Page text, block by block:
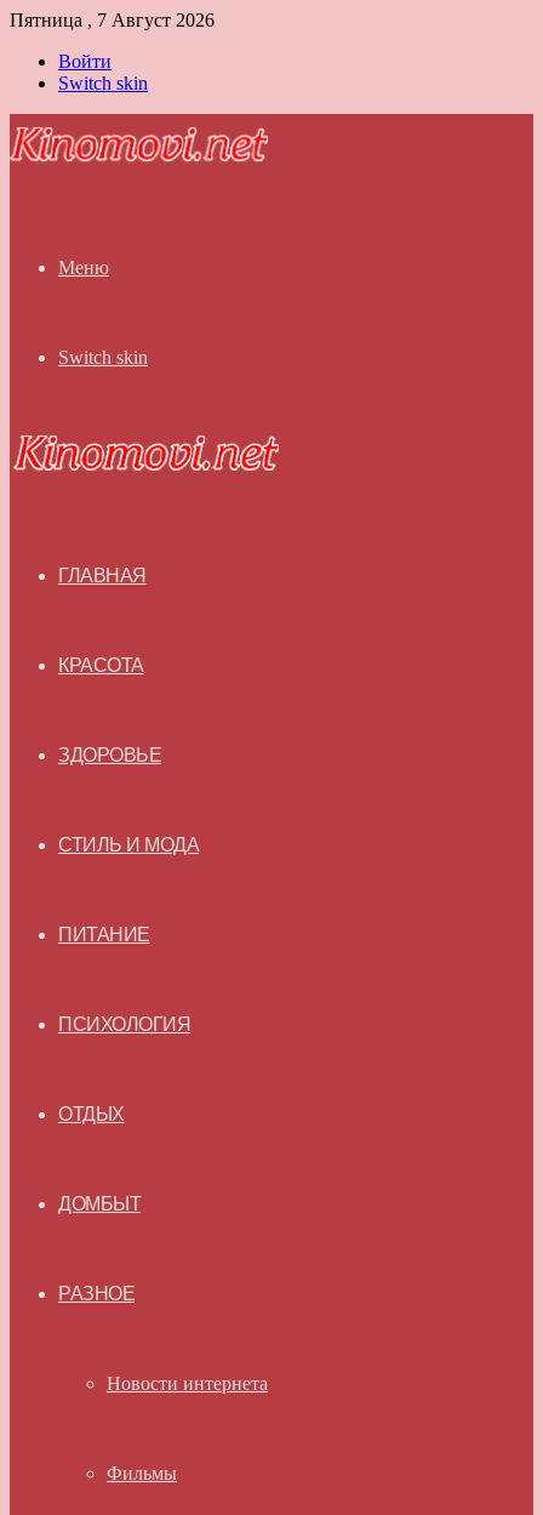
Пятница , 7 Август 2026
Войти
Switch skin
Меню
Switch skin
ГЛАВНАЯ
КРАСОТА
ЗДОРОВЬЕ
СТИЛЬ И МОДА
ПИТАНИЕ
ПСИХОЛОГИЯ
ОТДЫХ
ДОМБЫТ
РАЗНОЕ
Новости интернета
Фильмы